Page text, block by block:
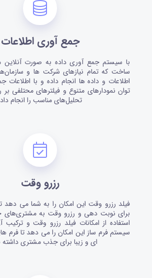
جمع آوری اطلاعات
با سیستم جمع آوری داده به صورت آنلاین
ساخت که تمام نیازهای شرکت ها و
اطلاعات و داده ها انجام داده و با
توان نمودارهای متنوع و فیلترهای محتلفی بر
تحلیل‌های مناسب را انجام
رزرو وقت
فیلد رزرو وقت این امکان را به شما می دهد
برای نوبت دهی و رزرو وقت به مشتری‌های
استفاده از امکانات فیلد رزرو وقت و ترکیب
سیستم فرم ساز این امکان را می دهد تا فرم
ای و زیبا برای جذب مشتری داشته